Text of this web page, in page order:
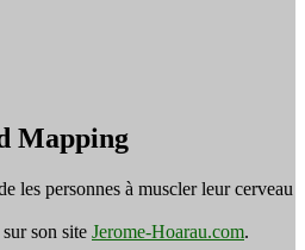
Mapping
les personnes à muscler leur cerveau
son site Jerome-Hoarau.com.